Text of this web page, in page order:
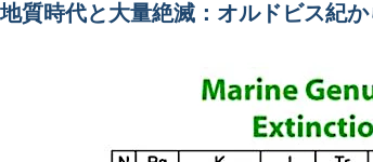
地質時代と大量絶滅：オルドビス紀